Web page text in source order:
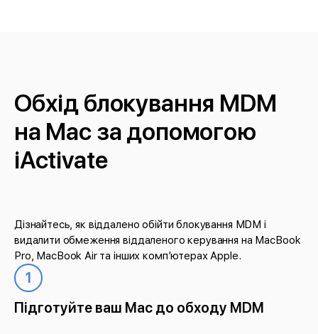
Обхід блокування MDM
на Mac за допомогою
iActivate
Дізнайтесь, як віддалено обійти блокування MDM і
видалити обмеження віддаленого керування на MacBook
Pro, MacBook Air та інших комп’ютерах Apple.
1
Підготуйте ваш Mac до обходу MDM